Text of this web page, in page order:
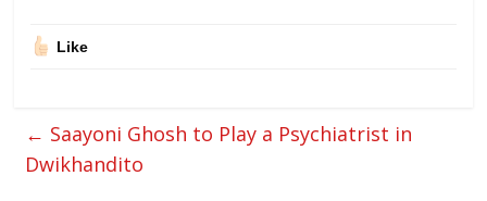
Like
← Saayoni Ghosh to Play a Psychiatrist in
Dwikhandito